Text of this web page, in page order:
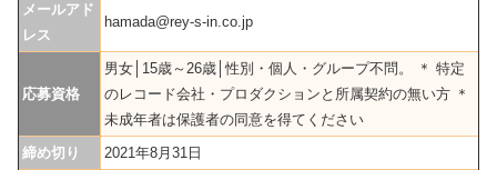
メールアド
レス
hamada@rey-s-in.co.jp
応募資格
男女│15歳～26歳│性別・個人・グループ不問。 ＊ 特定
のレコード会社・プロダクションと所属契約の無い方 ＊
未成年者は保護者の同意を得てください
締め切り
2021年8月31日